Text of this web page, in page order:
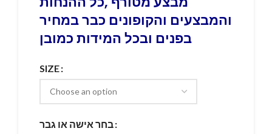
והמבצעים והקופונים כבר במחיר
בפנים ובכל המידות כמובן
SIZE
בחר אישה או גבר